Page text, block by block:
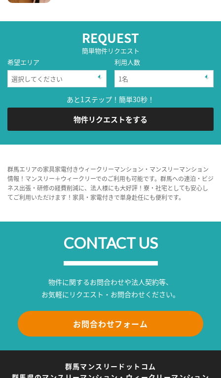
REQUEST
簡単物件リクエスト
希望エリア
利用人数
あと1ステップ！簡単30秒！
物件リクエストをする
群馬エリアの家具家電付きウィークリーマンション・マンスリーマンション
情報！マンスリー＋ウィークリーでのご利用も可能です。群馬への連泊・ビジ
ネス出張・研修の経費削減に、法人様にも大好評！寮・社宅としても安心し
てご利用いただけます！家具・家電付きで単身赴任にも便利です。
CONTACT US
物件に関するお問合わせや法人契約等、
お気軽にリクエスト・お問合わせください。
お問合わせフォーム
群馬マンスリードットコム